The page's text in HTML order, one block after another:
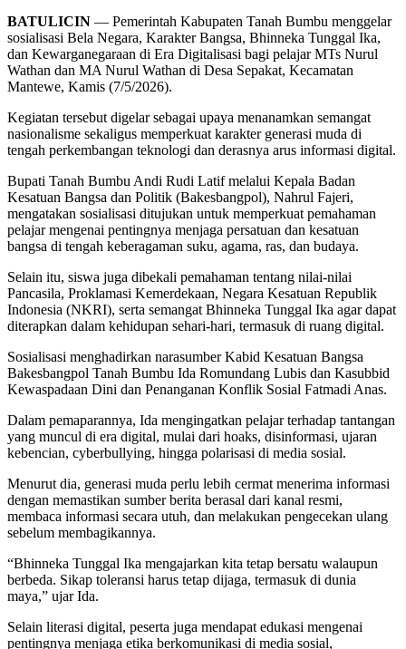
BATULICIN — Pemerintah Kabupaten Tanah Bumbu menggelar
sosialisasi Bela Negara, Karakter Bangsa, Bhinneka Tunggal Ika,
dan Kewarganegaraan di Era Digitalisasi bagi pelajar MTs Nurul
Wathan dan MA Nurul Wathan di Desa Sepakat, Kecamatan
Mantewe, Kamis (7/5/2026).
Kegiatan tersebut digelar sebagai upaya menanamkan semangat
nasionalisme sekaligus memperkuat karakter generasi muda di
tengah perkembangan teknologi dan derasnya arus informasi digital.
Bupati Tanah Bumbu Andi Rudi Latif melalui Kepala Badan
Kesatuan Bangsa dan Politik (Bakesbangpol), Nahrul Fajeri,
mengatakan sosialisasi ditujukan untuk memperkuat pemahaman
pelajar mengenai pentingnya menjaga persatuan dan kesatuan
bangsa di tengah keberagaman suku, agama, ras, dan budaya.
Selain itu, siswa juga dibekali pemahaman tentang nilai-nilai
Pancasila, Proklamasi Kemerdekaan, Negara Kesatuan Republik
Indonesia (NKRI), serta semangat Bhinneka Tunggal Ika agar dapat
diterapkan dalam kehidupan sehari-hari, termasuk di ruang digital.
Sosialisasi menghadirkan narasumber Kabid Kesatuan Bangsa
Bakesbangpol Tanah Bumbu Ida Romundang Lubis dan Kasubbid
Kewaspadaan Dini dan Penanganan Konflik Sosial Fatmadi Anas.
Dalam pemaparannya, Ida mengingatkan pelajar terhadap tantangan
yang muncul di era digital, mulai dari hoaks, disinformasi, ujaran
kebencian, cyberbullying, hingga polarisasi di media sosial.
Menurut dia, generasi muda perlu lebih cermat menerima informasi
dengan memastikan sumber berita berasal dari kanal resmi,
membaca informasi secara utuh, dan melakukan pengecekan ulang
sebelum membagikannya.
“Bhinneka Tunggal Ika mengajarkan kita tetap bersatu walaupun
berbeda. Sikap toleransi harus tetap dijaga, termasuk di dunia
maya,” ujar Ida.
Selain literasi digital, peserta juga mendapat edukasi mengenai
pentingnya menjaga etika berkomunikasi di media sosial,